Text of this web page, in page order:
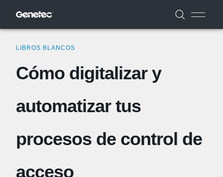
LIBROS BLANCOS
Cómo digitalizar y
automatizar tus
procesos de control de
acceso